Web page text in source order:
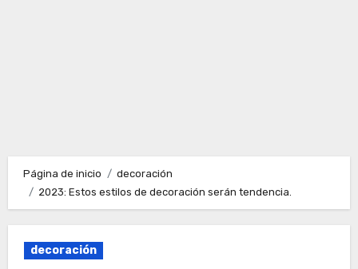
Página de inicio
decoración
2023: Estos estilos de decoración serán tendencia.
decoración